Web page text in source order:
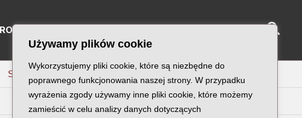
Używamy plików cookie
Wykorzystujemy pliki cookie, które są niezbędne do
poprawnego funkcjonowania naszej strony. W przypadku
wyrażenia zgody używamy inne pliki cookie, które możemy
zamieścić w celu analizy danych dotyczących
RODZINY KATYŃSKIE
S